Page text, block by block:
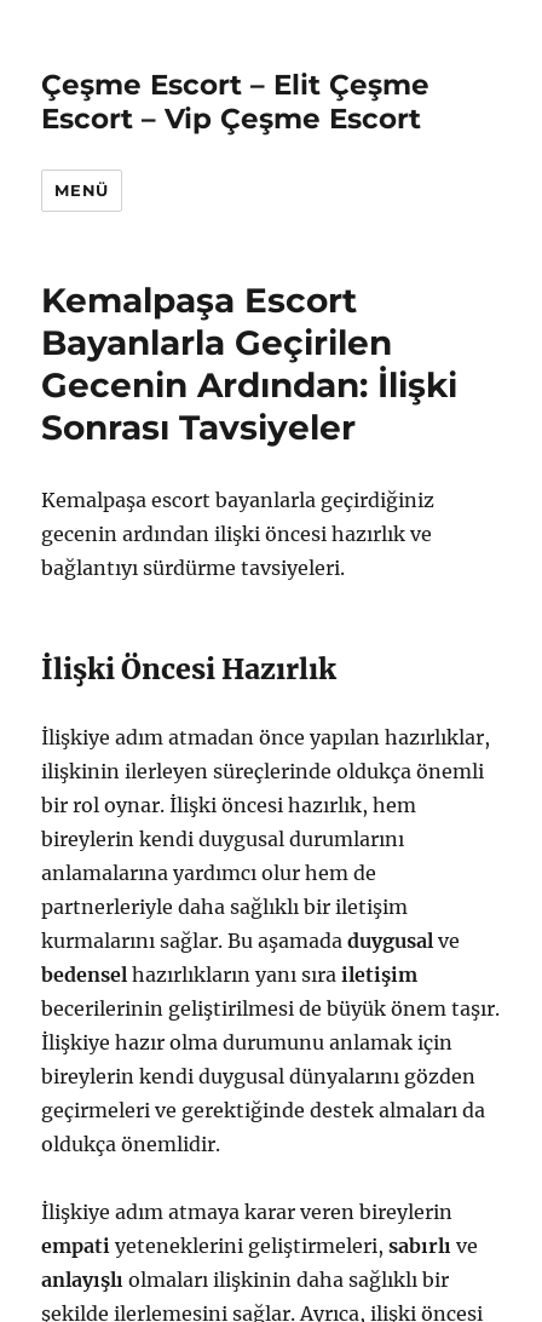
Çeşme Escort – Elit Çeşme
Escort – Vip Çeşme Escort
MENÜ
Kemalpaşa Escort
Bayanlarla Geçirilen
Gecenin Ardından: İlişki
Sonrası Tavsiyeler
Kemalpaşa escort bayanlarla geçirdiğiniz
gecenin ardından ilişki öncesi hazırlık ve
bağlantıyı sürdürme tavsiyeleri.
İlişki Öncesi Hazırlık
İlişkiye adım atmadan önce yapılan hazırlıklar,
ilişkinin ilerleyen süreçlerinde oldukça önemli
bir rol oynar. İlişki öncesi hazırlık, hem
bireylerin kendi duygusal durumlarını
anlamalarına yardımcı olur hem de
partnerleriyle daha sağlıklı bir iletişim
kurmalarını sağlar. Bu aşamadaduygusal ve
bedensel hazırlıkların yanı sırailetişim
becerilerinin geliştirilmesi de büyük önem taşır.
İlişkiye hazır olma durumunu anlamak için
bireylerin kendi duygusal dünyalarını gözden
geçirmeleri ve gerektiğinde destek almaları da
oldukça önemlidir.
İlişkiye adım atmaya karar veren bireylerin
empati yeteneklerini geliştirmeleri,sabırlı ve
anlayışlı olmaları ilişkinin daha sağlıklı bir
şekilde ilerlemesini sağlar. Ayrıca, ilişki öncesi